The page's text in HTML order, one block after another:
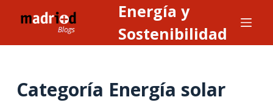
l
Energía y
Sostenibilidad
Categoría Energía solar